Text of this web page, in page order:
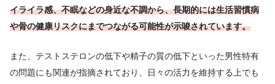
イライラ感、不眠などの身近な不調から、長期的には生活習慣病
や骨の健康リスクにまでつながる可能性が示唆されています。
また、テストステロンの低下や精子の質の低下といった男性特有
の問題にも関連が指摘されており、日々の活力を維持する上でも